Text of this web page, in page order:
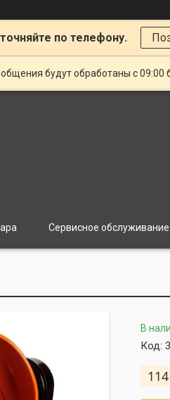
по телефону.
будут обработаны с
Сервисное обслуживание
В
Код: